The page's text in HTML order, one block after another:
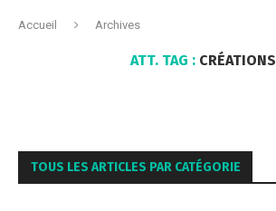
Accueil Archives
ATT. TAG : CRÉATIONS
TOUS LES ARTICLES PAR CATÉGORIE